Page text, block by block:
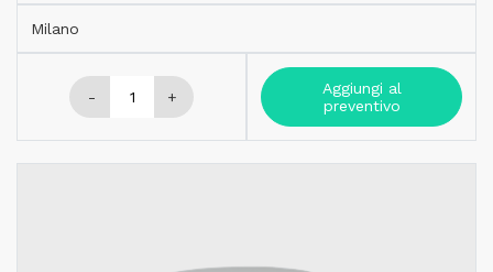
Milano
- +
Aggiungi al
preventivo